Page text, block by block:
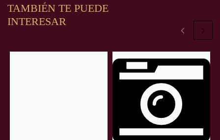
TAMBIÉN TE PUEDE
INTERESAR